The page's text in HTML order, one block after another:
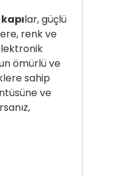
lar, güçlü
renk ve
ömürlü ve
sahip
ve